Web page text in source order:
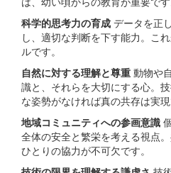
は、幼い頃からの教育が重要です
科学的思考⼒の育成 データを正
し、適切な判断を下す能⼒。こ
ルです。
⾃然に対する理解と尊重 動物や
識と、それらを⼤切にする⼼。
な姿勢がなければ真の共存は実現
地域コミュニティへの参画意識
全体の安全と繁栄を考える視点
ひとりの協⼒が不可⽋です。